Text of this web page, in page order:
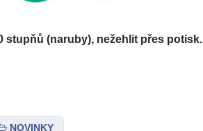
stupňů (naruby), nežehlit přes potisk.
NOVINKY